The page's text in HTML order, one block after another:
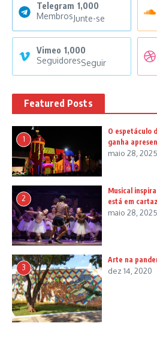
Telegram 1,000
MembrosJunte-se
Vimeo 1,000
SeguidoresSeguir
Featured Posts
1
O espetáculo
ganha
maio 28, 2025
2
Musical
está em
maio 28, 2025
3
Arte na
dez 14, 2020